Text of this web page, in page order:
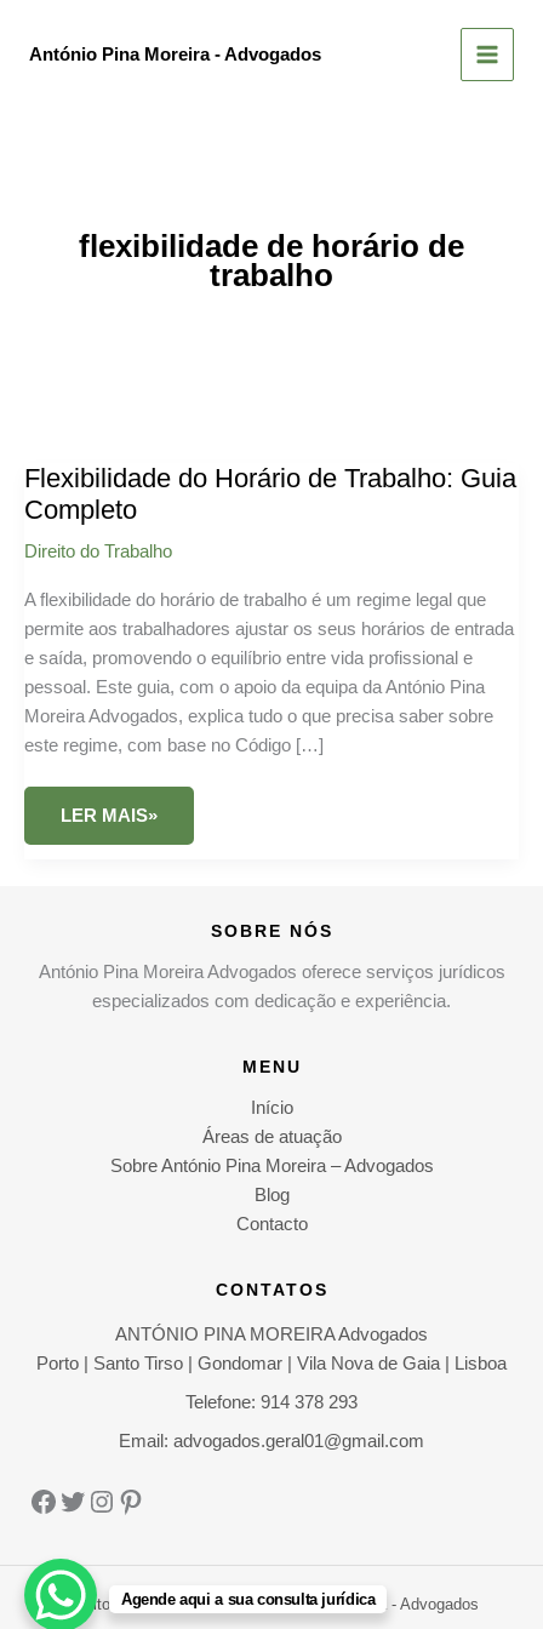
António Pina Moreira - Advogados
flexibilidade de horário de
trabalho
Flexibilidade do Horário de Trabalho: Guia
Completo
Direito do Trabalho
A flexibilidade do horário de trabalho é um regime legal que
permite aos trabalhadores ajustar os seus horários de entrada
e saída, promovendo o equilíbrio entre vida profissional e
pessoal. Este guia, com o apoio da equipa da António Pina
Moreira Advogados, explica tudo o que precisa saber sobre
este regime, com base no Código […]
FLEXIBILIDADE
HORÁRIO
LER MAIS»
SOBRE NÓS
António Pina Moreira Advogados oferece serviços jurídicos
especializados com dedicação e experiência.
MENU
Início
Áreas de atuação
Sobre António Pina Moreira – Advogados
Blog
Contacto
CONTATOS
ANTÓNIO PINA MOREIRA Advogados
Porto | Santo Tirso | Gondomar | Vila Nova de Gaia | Lisboa
Telefone: 914 378 293
Email: advogados.geral01@gmail.com
Facebook
Twitter
Instagram
Pinterest
Direitos Autorais © 2026 António Pina Moreira - Advogados
Agende aqui a sua consulta jurídica